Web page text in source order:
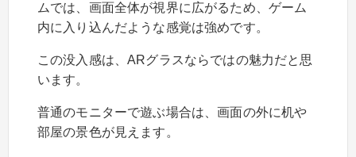
ムでは、画面全体が視界に広がるため、ゲーム
内に入り込んだような感覚は強めです。
この没入感は、ARグラスならではの魅力だと思
います。
普通のモニターで遊ぶ場合は、画面の外に机や
部屋の景色が見えます。